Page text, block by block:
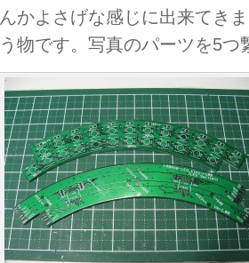
んかよさげな感じに出来てき
う物です。写真のパーツを5